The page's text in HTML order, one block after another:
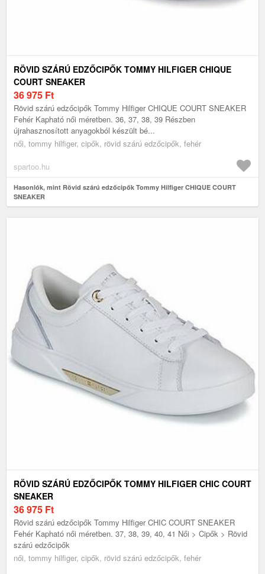
RÖVID SZÁRÚ EDZŐCIPŐK TOMMY HILFIGER CHIQUE
COURT SNEAKER
36 975 Ft
Rövid szárú edzőcipők Tommy Hilfiger CHIQUE COURT SNEAKER
Fehér Kapható női méretben. 36, 37, 38, 39 Részben
újrahasznosított anyagokból készült bé...
női, tommy hilfiger, cipők, rövid szárú edzőcipők, fehér
spartoo.hu
Hasonlók, mint Rövid szárú edzőcipők Tommy Hilfiger CHIQUE COURT
SNEAKER
RÖVID SZÁRÚ EDZŐCIPŐK TOMMY HILFIGER CHIC COURT
SNEAKER
36 975 Ft
Rövid szárú edzőcipők Tommy Hilfiger CHIC COURT SNEAKER
Fehér Kapható női méretben. 37, 38, 39, 40, 41 Női > Cipők > Rövid
szárú edzőcipők
női, tommy hilfiger, cipők, rövid szárú edzőcipők, fehér